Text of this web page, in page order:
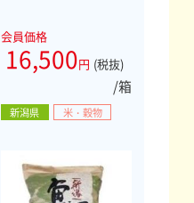
会員価格
16,500円 (税抜)
/箱
新潟県 米・穀物